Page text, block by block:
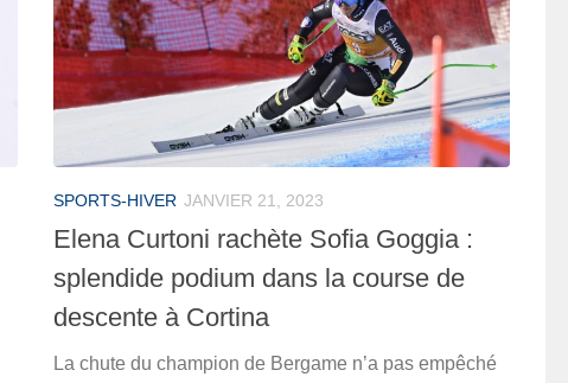
SPORTS-HIVER JANVIER 21, 2023
Elena Curtoni rachète Sofia Goggia :
splendide podium dans la course de
descente à Cortina
La chute du champion de Bergame n’a pas empêché